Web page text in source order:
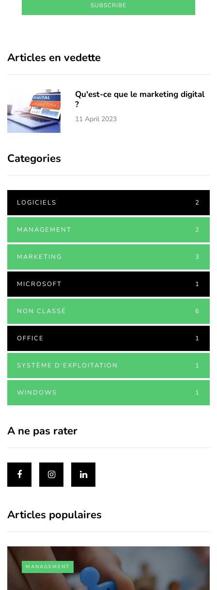
SUBSCRIBE
Articles en vedette
Qu'est-ce que le marketing digital
?
11 April 2023
Categories
LOGICIELS 2
MANAGEMENT 2
MARKETING 3
MICROSOFT 1
NON CLASSÉ 6
OFFICE 1
SYSTÈME D'EXPLOITATION 1
WINDOWS 1
A ne pas rater
Articles populaires
MANAGEMENT